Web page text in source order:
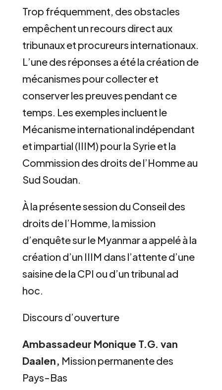
Trop fréquemment, des obstacles
empêchent un recours direct aux
tribunaux et procureurs internationaux.
L’une des réponses a été la création de
mécanismes pour collecter et
conserver les preuves pendant ce
temps. Les exemples incluent le
Mécanisme international indépendant
et impartial (IIIM) pour la Syrie et la
Commission des droits de l’Homme au
Sud Soudan.
À la présente session du Conseil des
droits de l’Homme, la mission
d’enquête sur le Myanmar a appelé à la
création d’un IIIM dans l’attente d’une
saisine de la CPI ou d’un tribunal ad
hoc.
Discours d’ouverture
Ambassadeur Monique T.G. van
Daalen, Mission permanente des
Pays-Bas